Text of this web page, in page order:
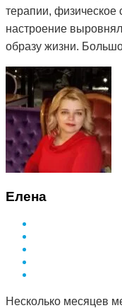
терапии, физическое
настроение
образу жизни.
проблемы и
Елена
Несколько месяцев